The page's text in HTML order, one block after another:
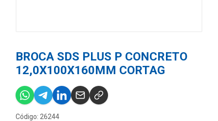
BROCA SDS PLUS P CONCRETO
12,0X100X160MM CORTAG
Código: 26244